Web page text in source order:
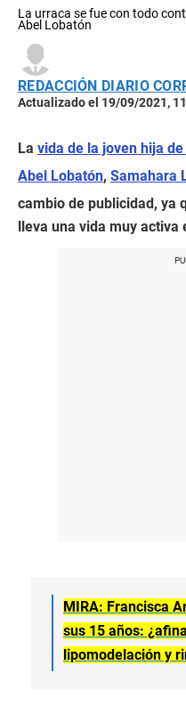
La urraca se fue con todo
Abel Lobatón
REDACCIÓN DIARIO
Actualizado el 19/09/2021,
La vida de la joven hija
Abel Lobatón, Samahara
cambio de publicidad, ya
lleva una vida muy activa
MIRA: Francisca
sus 15 años:
lipomodelación y